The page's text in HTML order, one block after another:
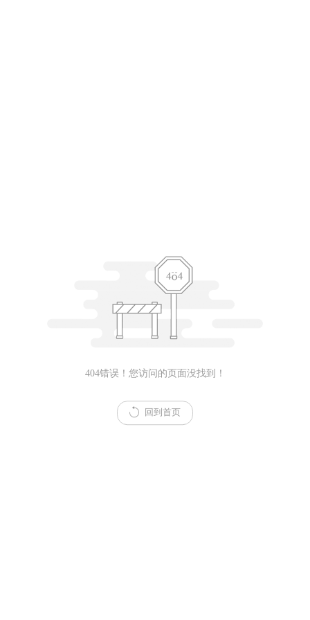
404错误！您访问的页面没找到！
回到首页